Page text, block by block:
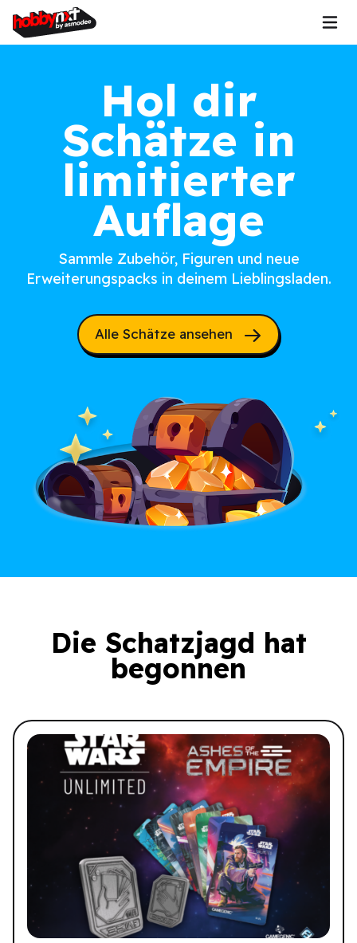
Hol dir
Schätze in
limitierter
Auflage
Sammle Zubehör, Figuren und neue
Erweiterungspacks in deinem Lieblingsladen.
Alle Schätze ansehen
Die Schatzjagd hat
begonnen